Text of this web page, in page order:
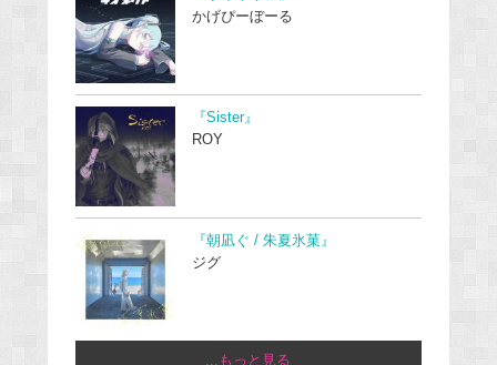
かげぴーぼーる
『Sister』
ROY
『朝凪ぐ / 朱夏氷菓』
ジグ
...もっと見る